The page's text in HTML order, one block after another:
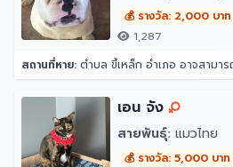
💰 รางวัล: 2,000 บาท
1,287
สถานที่หาย: ตำบล ขี้เหล็ก อำเภอ อาจสามา
เอน จัง
สายพันธุ์: แมวไทย
💰 รางวัล: 5,000 บาท